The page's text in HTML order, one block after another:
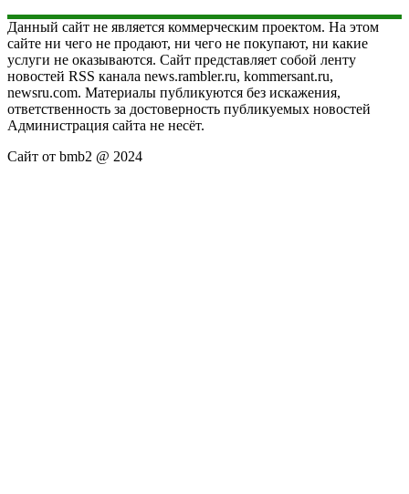
Данный сайт не является коммерческим проектом. На этом
сайте ни чего не продают, ни чего не покупают, ни какие
услуги не оказываются. Сайт представляет собой ленту
новостей RSS канала news.rambler.ru, kommersant.ru,
newsru.com. Материалы публикуются без искажения,
ответственность за достоверность публикуемых новостей
Администрация сайта не несёт.
Сайт от bmb2 @ 2024